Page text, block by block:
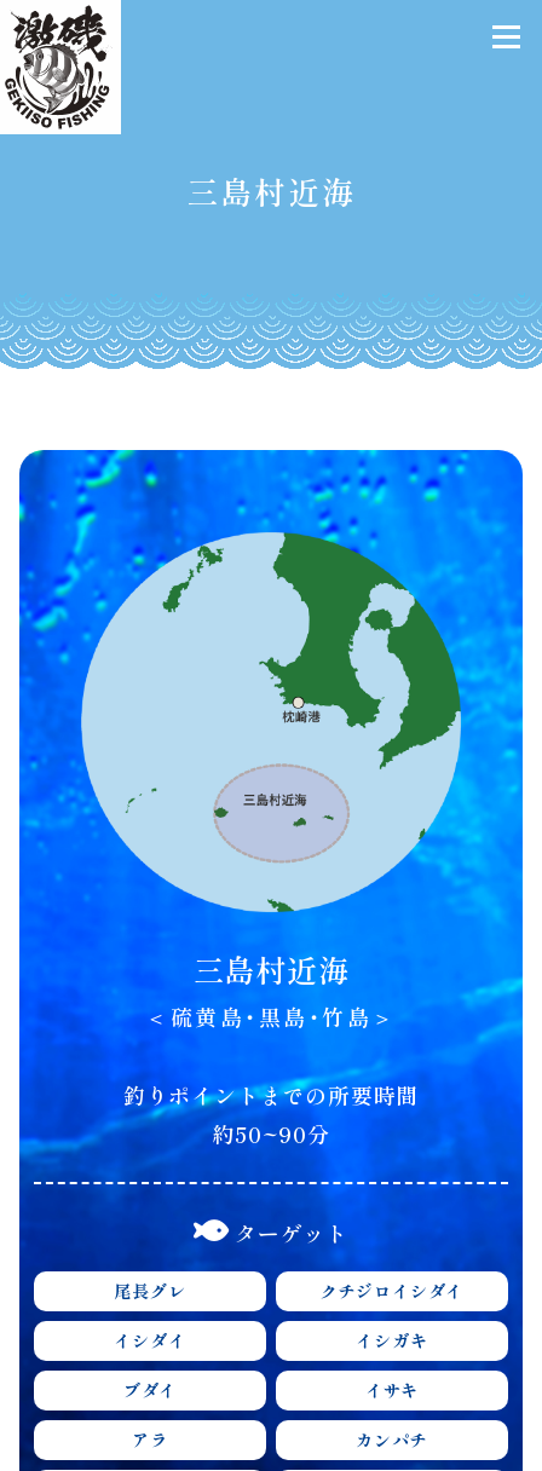
三島村近海
三島村近海
＜硫黄島・黒島・竹島＞
釣りポイントまでの所要時間
約50~90分
ターゲット
尾長グレ クチジロイシダイ
イシダイ イシガキ
ブダイ イサキ
アラ カンパチ